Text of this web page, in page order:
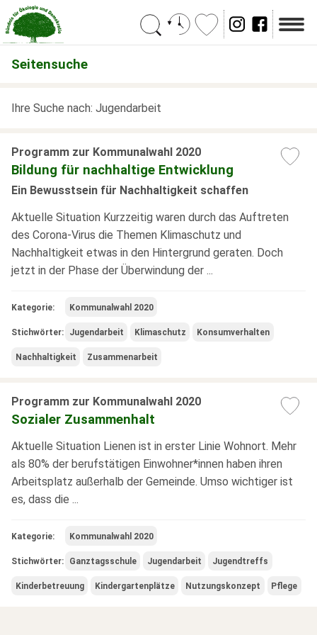
Suchen
Seitensuche
Ihre Suche nach: Jugendarbeit
Programm zur Kommunalwahl 2020
Bildung für nachhaltige Entwicklung
Ein Bewusstsein für Nachhaltigkeit schaffen
Aktuelle Situation Kurzzeitig waren durch das Auftreten
des Corona-Virus die Themen Klimaschutz und
Nachhaltigkeit etwas in den Hintergrund geraten. Doch
jetzt in der Phase der Überwindung der ...
Kategorie: Kommunalwahl 2020
Stichwörter: Jugendarbeit Klimaschutz Konsumverhalten
Nachhaltigkeit Zusammenarbeit
Programm zur Kommunalwahl 2020
Sozialer Zusammenhalt
Aktuelle Situation Lienen ist in erster Linie Wohnort. Mehr
als 80% der berufstätigen Einwohner*innen haben ihren
Arbeitsplatz außerhalb der Gemeinde. Umso wichtiger ist
es, dass die ...
Kategorie: Kommunalwahl 2020
Stichwörter: Ganztagsschule Jugendarbeit Jugendtreffs
Kinderbetreuung Kindergartenplätze Nutzungskonzept Pflege